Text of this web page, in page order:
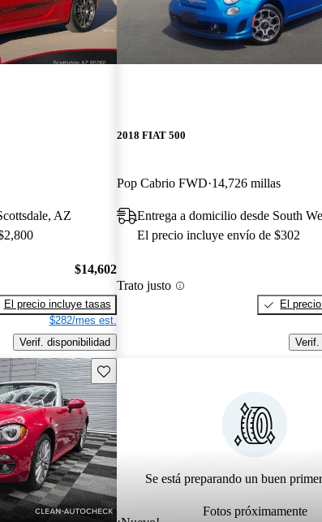
AZ
$14,602
El precio incluye tasas
$282/mes est.
Verif. disponibilidad
2018 FIAT 500
Pop Cabrio FWD 14,726 millas
Entrega a domicilio desde South
El precio incluye envío de $302
Trato justo
El
Verif.
Guarda este Aviso
Se está preparando un buen
Fotos próximamente